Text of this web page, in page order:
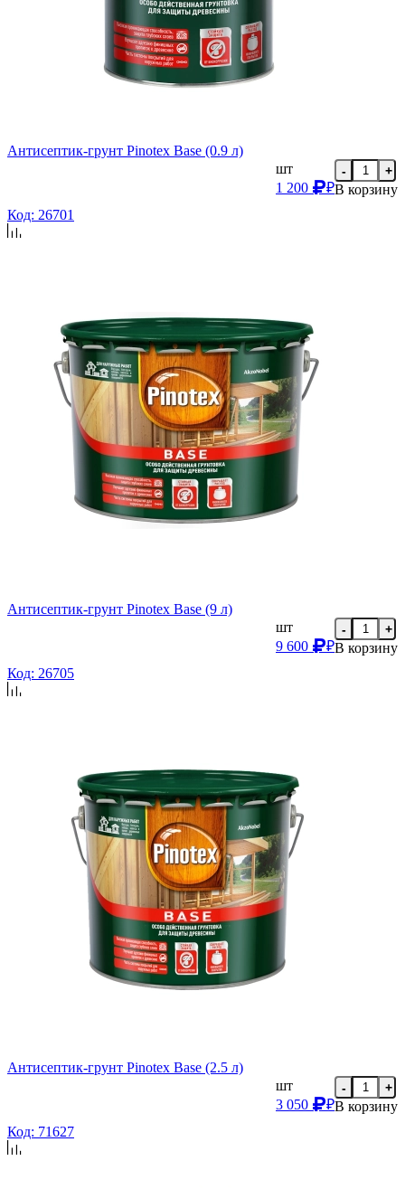
Антисептик-грунт Pinotex Base (0.9 л)
шт
1 200
₽
- +
В корзину
Код: 26701
Антисептик-грунт Pinotex Base (9 л)
шт
9 600
₽
- +
В корзину
Код: 26705
Антисептик-грунт Pinotex Base (2.5 л)
шт
3 050
₽
- +
В корзину
Код: 71627